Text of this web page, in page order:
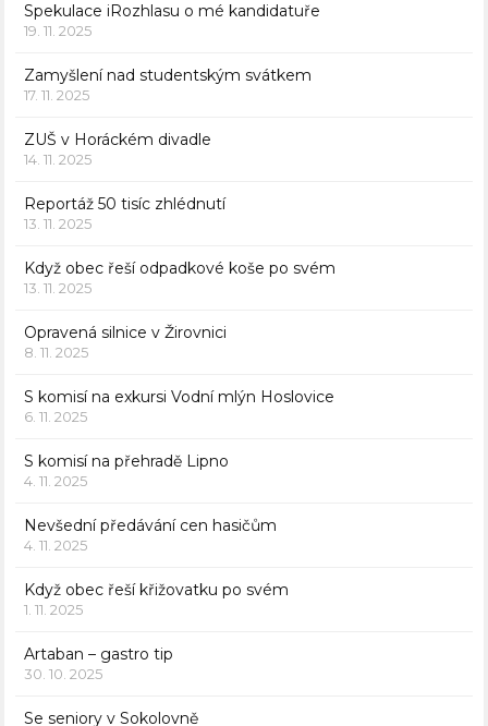
Spekulace iRozhlasu o mé kandidatuře
19. 11. 2025
Zamyšlení nad studentským svátkem
17. 11. 2025
ZUŠ v Horáckém divadle
14. 11. 2025
Reportáž 50 tisíc zhlédnutí
13. 11. 2025
Když obec řeší odpadkové koše po svém
13. 11. 2025
Opravená silnice v Žirovnici
8. 11. 2025
S komisí na exkursi Vodní mlýn Hoslovice
6. 11. 2025
S komisí na přehradě Lipno
4. 11. 2025
Nevšední předávání cen hasičům
4. 11. 2025
Když obec řeší křižovatku po svém
1. 11. 2025
Artaban – gastro tip
30. 10. 2025
Se seniory v Sokolovně